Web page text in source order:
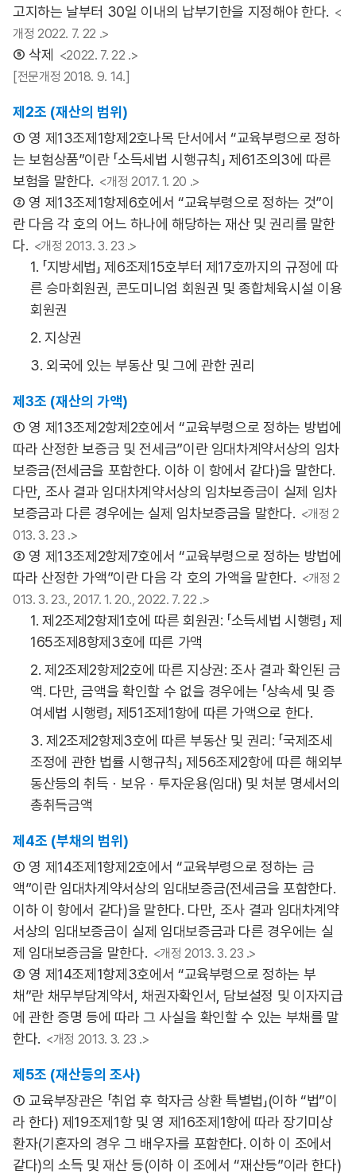
고지하는 날부터 30일 이내의 납부기한을 지정해야 한다. <
개정 2022. 7. 22 .>
⑤ 삭제
<2022. 7. 22 .>
[전문개정 2018. 9. 14.]
제2조 (재산의 범위)
① 영 제13조제1항제2호나목 단서에서 “교육부령으로 정하
는 보험상품”이란 「소득세법 시행규칙」 제61조의3에 따른
보험을 말한다. <개정 2017. 1. 20 .>
② 영 제13조제1항제6호에서 “교육부령으로 정하는 것”이
란 다음 각 호의 어느 하나에 해당하는 재산 및 권리를 말한
다. <개정 2013. 3. 23 .>
1. 「지방세법」 제6조제15호부터 제17호까지의 규정에 따
른 승마회원권, 콘도미니엄 회원권 및 종합체육시설 이용
회원권
2. 지상권
3. 외국에 있는 부동산 및 그에 관한 권리
제3조 (재산의 가액)
① 영 제13조제2항제2호에서 “교육부령으로 정하는 방법에
따라 산정한 보증금 및 전세금”이란 임대차계약서상의 임차
보증금(전세금을 포함한다. 이하 이 항에서 같다)을 말한다.
다만, 조사 결과 임대차계약서상의 임차보증금이 실제 임차
보증금과 다른 경우에는 실제 임차보증금을 말한다. <개정 2
013. 3. 23 .>
② 영 제13조제2항제7호에서 “교육부령으로 정하는 방법에
따라 산정한 가액”이란 다음 각 호의 가액을 말한다. <개정 2
013. 3. 23., 2017. 1. 20., 2022. 7. 22 .>
1. 제2조제2항제1호에 따른 회원권: 「소득세법 시행령」 제
165조제8항제3호에 따른 가액
2. 제2조제2항제2호에 따른 지상권: 조사 결과 확인된 금
액. 다만, 금액을 확인할 수 없을 경우에는 「상속세 및 증
여세법 시행령」 제51조제1항에 따른 가액으로 한다.
3. 제2조제2항제3호에 따른 부동산 및 권리: 「국제조세
조정에 관한 법률 시행규칙」 제56조제2항에 따른 해외부
동산등의 취득ㆍ보유ㆍ투자운용(임대) 및 처분 명세서의
총취득금액
제4조 (부채의 범위)
① 영 제14조제1항제2호에서 “교육부령으로 정하는 금
액”이란 임대차계약서상의 임대보증금(전세금을 포함한다.
이하 이 항에서 같다)을 말한다. 다만, 조사 결과 임대차계약
서상의 임대보증금이 실제 임대보증금과 다른 경우에는 실
제 임대보증금을 말한다. <개정 2013. 3. 23 .>
② 영 제14조제1항제3호에서 “교육부령으로 정하는 부
채”란 채무부담계약서, 채권자확인서, 담보설정 및 이자지급
에 관한 증명 등에 따라 그 사실을 확인할 수 있는 부채를 말
한다. <개정 2013. 3. 23 .>
제5조 (재산등의 조사)
① 교육부장관은 「취업 후 학자금 상환 특별법」(이하 “법”이
라 한다) 제19조제1항 및 영 제16조제1항에 따라 장기미상
환자(기혼자의 경우 그 배우자를 포함한다. 이하 이 조에서
같다)의 소득 및 재산 등(이하 이 조에서 “재산등”이라 한다)